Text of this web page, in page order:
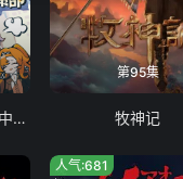
1999！神秘学对策部中配版
第95集
牧神记
人气:681